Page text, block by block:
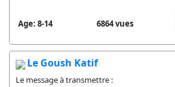
Age: 8-14 6864 vues
Le Goush Katif
Le message à transmettre :